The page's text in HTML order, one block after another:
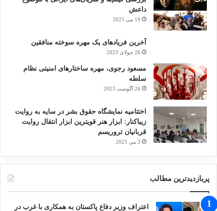
در مراسم مذکور به ایران آمده است.
«صاحبه غفاروا» رئیس مجلس جمهوری آذربایجان،
«حسن بن عبدالله الغانیم»، رئیس مجلس قطر،
شهباز شریف نخست وزیر پاکستان و هیات همراه
نیز عصر روز جمعه وارد تهران شدند.
«دیمیتری مدودف»، نائب رئیس شورای امنیت
فدراسیون روسیه، رئیس‌جمهور سابق و
نخست‌وزیر پیشین این کشور، به عنوان فرستاده
ویژه ولادیمیر پوتین، رئیس‌جمهور روسیه برای
شرکت در مراسم وداع و تشییع رهبر شهید انقلاب
اسلامی وارد ایران شد.
داعش
19 می 2025
آخرین فریادهای یک مهره سوخته منافقین
26 جولای 2023
مسعود رجوی، مهره ساختارهای امنیتی نظام
سلطه
26 آگوست 2023
اختتامیه نمایشگاه حقوق بشر در سایه به روایت
زیباکنار: ابزار هنر قویترین ابزار انتقال روایت
قربانیان تروریسم
3 می 2025
پربازدیدترین مطالب
اعتراف وزیر دفاع پاکستان به همکاری با غرب در